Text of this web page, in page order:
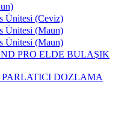
Ünitesi (Ceviz)
Ünitesi (Maun)
Ünitesi (Maun)
PRO ELDE BULAŞIK
PARLATICI DOZLAMA